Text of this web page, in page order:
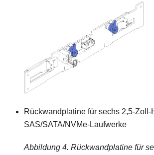
Rückwandplatine für sechs 2,5-Zoll-
SAS/SATA/NVMe-Laufwerke
Abbildung 4. Rückwandplatine für